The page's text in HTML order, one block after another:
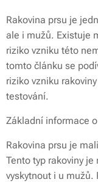
Rakovina prsu je
ale i mužů. Existuje
riziko vzniku této
tomto článku se
riziko vzniku
testování.
Základní informace
Rakovina prsu je
Tento typ rakoviny
vyskytnout i u mužů.